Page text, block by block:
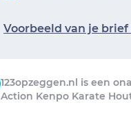
Voorbeeld van je
123opzeggen.nl is een
Action Kenpo Karate